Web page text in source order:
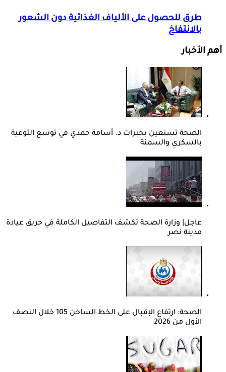
طرق للحصول على الألياف الغذائية دون الشعور
بالانتفاخ
أهم الأخبار
الصحة تستعين بخبرات د. أسامة حمدي في توسع التوعية
بالسكري والسمنة
عاجل| وزارة الصحة تكشف التفاصيل الكاملة في حريق عيادة
مدينة نصر
الصحة: ارتفاع الإقبال على الخط الساخن 105 خلال النصف
الأول من 2026